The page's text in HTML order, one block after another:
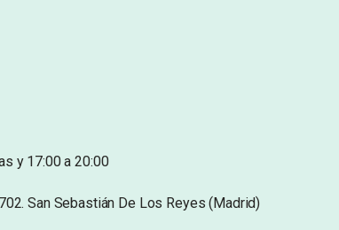
y 17:00 a 20:00
San Sebastián De Los Reyes (Madrid)